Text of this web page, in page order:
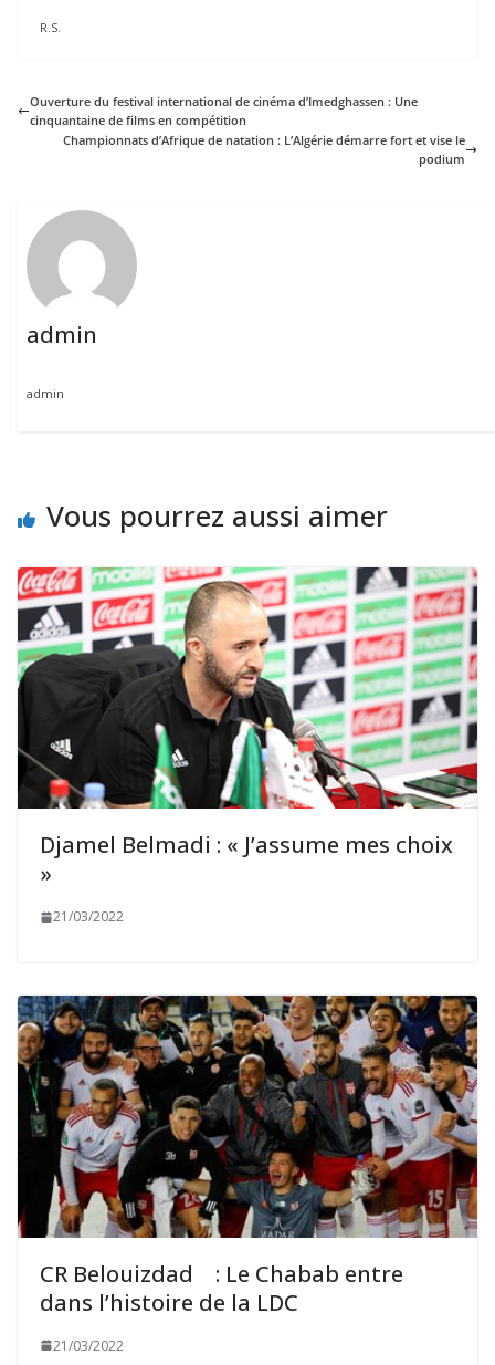
R.S.
Ouverture du festival international de cinéma d’Imedghassen : Une
cinquantaine de films en compétition
Championnats d’Afrique de natation : L’Algérie démarre fort et vise le
podium
admin
admin
Vous pourrez aussi aimer
Djamel Belmadi : « J’assume mes choix
»
21/03/2022
CR Belouizdad : Le Chabab entre
dans l’histoire de la LDC
21/03/2022